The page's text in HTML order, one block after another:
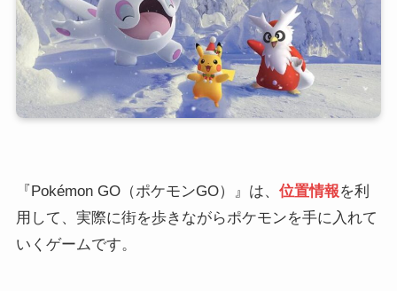
『Pokémon GO（ポケモンGO）』は、 位置情報を利
用して、実際に街を歩きながらポケモンを手に入れて
いくゲームです。